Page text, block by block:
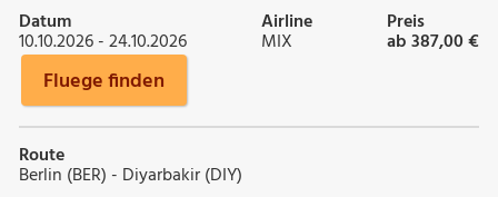
Datum
10.10.2026 - 24.10.2026
Airline
MIX
Preis
ab 387,00 €
Fluege finden
Route
Berlin (BER) - Diyarbakir (DIY)